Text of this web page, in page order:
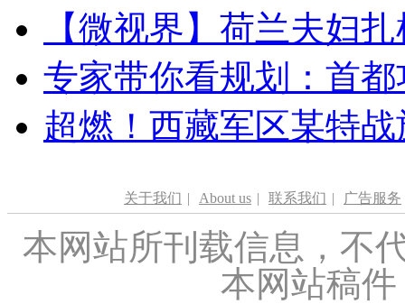
【微视界】荷兰夫妇
专家带你看规划：首
超燃！西藏军区某特
关于我们 | About us | 联系我们 | 广告服务
本网站所刊载信息，不
本网站稿